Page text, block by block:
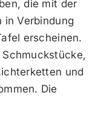
die mit der
in Verbindung
erscheinen.
und
Die